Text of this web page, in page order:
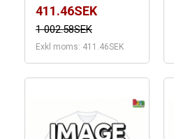
411.46SEK
1 002.58SEK
Exkl moms: 411.46SEK